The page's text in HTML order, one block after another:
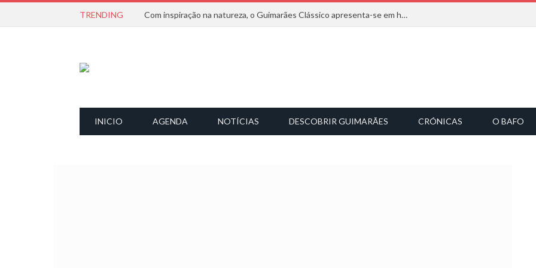
TRENDING Com inspiração na natureza, o Guimarães Clássico apresenta-se em harmonia musical
INICIO AGENDA NOTÍCIAS DESCOBRIR GUIMARÃES CRÓNICAS O BAFO